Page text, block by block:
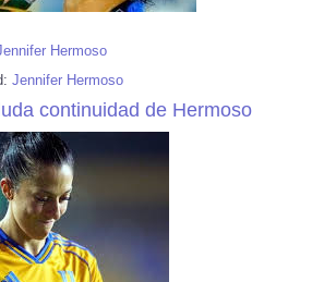
Hermoso
Jennifer Hermoso
continuidad de Hermoso